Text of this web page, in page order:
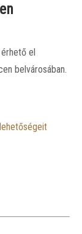
el
belvárosában.